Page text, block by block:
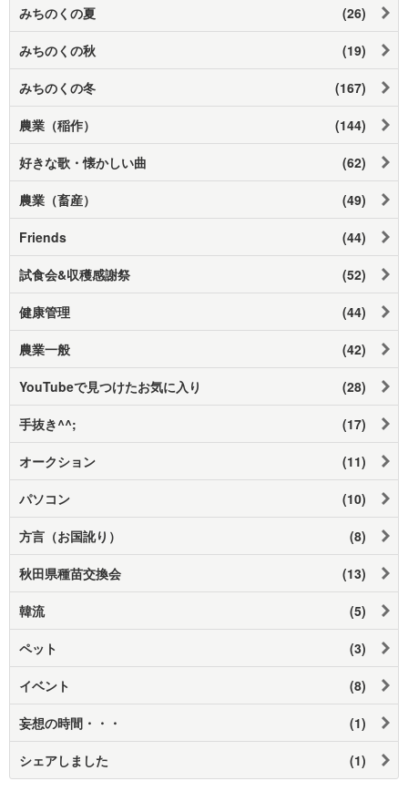
みちのくの夏 (26)
みちのくの秋 (19)
みちのくの冬 (167)
農業（稲作） (144)
好きな歌・懐かしい曲 (62)
農業（畜産） (49)
Friends (44)
試食会&収穫感謝祭 (52)
健康管理 (44)
農業一般 (42)
YouTubeで見つけたお気に入り (28)
手抜き^^; (17)
オークション (11)
パソコン (10)
方言（お国訛り） (8)
秋田県種苗交換会 (13)
韓流 (5)
ペット (3)
イベント (8)
妄想の時間・・・ (1)
シェアしました (1)